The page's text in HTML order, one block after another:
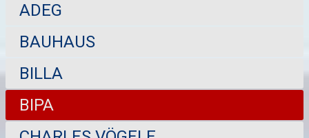
ADEG
BAUHAUS
BILLA
BIPA